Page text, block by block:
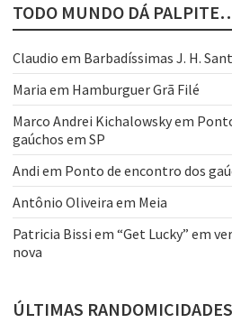
TODO MUNDO DÁ
Claudio em Barbadíssimas J. H.
Maria em Hamburguer Grã Filé
Marco Andrei Kichalowskyem
gaúchos em SP
Andi em Ponto de encontro dos
Antônio Oliveira em Meia
Patricia Bissi em “Get Lucky” em
nova
ÚLTIMAS RANDOMICIDADES